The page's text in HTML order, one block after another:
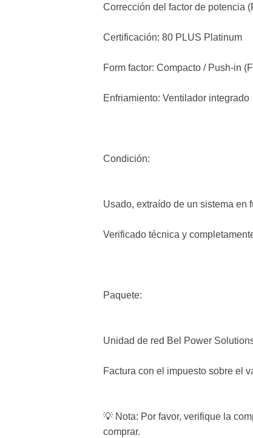
Corrección del factor de potencia
Certificación: 80 PLUS Platinum
Form factor: Compacto / Push-in
Enfriamiento: Ventilador integrado
Condición:
Usado, extraído de un sistema en
Verificado técnica y
Paquete:
Unidad de red Bel Power
Factura con el impuesto sobre el
💡 Nota: Por favor, verifique la
comprar.